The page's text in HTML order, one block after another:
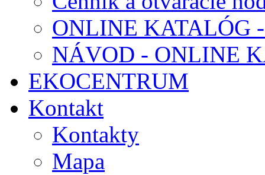
ONLINE KATALÓG
NÁVOD - ONLINE
EKOCENTRUM
Kontakt
Kontakty
Mapa